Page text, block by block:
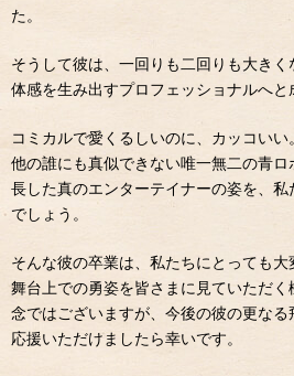
た。
そうして彼は、一回りも二回りも大き
体感を生み出すプロフェッショナルへと
コミカルで愛くるしいのに、カッコいい。
他の誰にも真似できない唯一無二の青
長した真のエンターテイナーの姿を、
でしょう。
そんな彼の卒業は、私たちにとっても
舞台上での勇姿を皆さまに見ていただ
念ではございますが、今後の彼の更な
応援いただけましたら幸いです。